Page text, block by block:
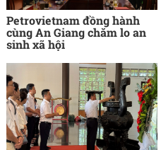
Petrovietnam đồng hành
cùng An Giang chăm lo an
sinh xã hội